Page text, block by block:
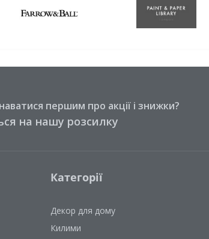
першим про акції і знижки?
на нашу розсилку
Категорії
Декор для дому
Килими